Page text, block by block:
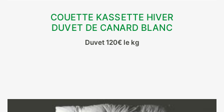
COUETTE KASSETTE HIVER
DUVET DE CANARD BLANC
Duvet 120€ le kg
CHOIX DES OPTIONS
Les